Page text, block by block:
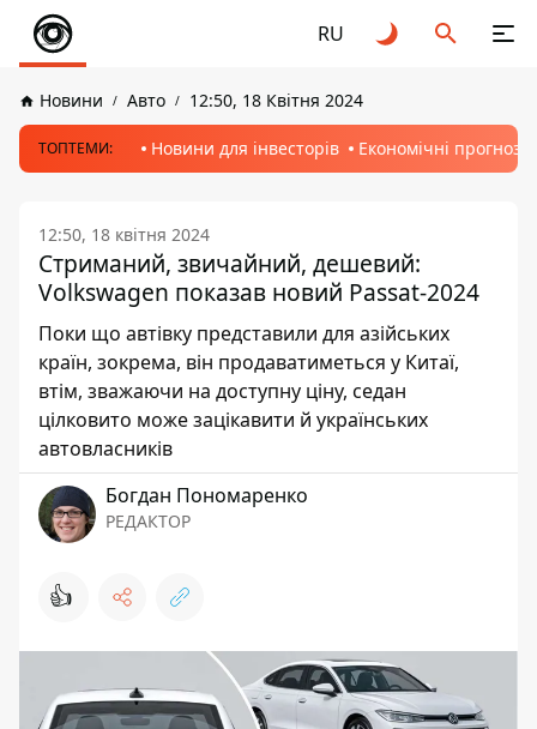
RU
Новини Авто 12:50, 18 Квітня 2024
ТОПТЕМИ: Новини для інвесторів Економічні прогнози
12:50, 18 квітня 2024
Стриманий, звичайний, дешевий:
Volkswagen показав новий Passat-2024
Поки що автівку представили для азійських
країн, зокрема, він продаватиметься у Китаї,
втім, зважаючи на доступну ціну, седан
цілковито може зацікавити й українських
автовласників
Богдан Пономаренко
РЕДАКТОР
👍